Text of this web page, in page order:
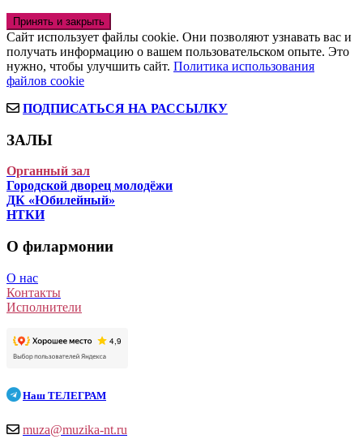
Сайт использует файлы cookie. Они позволяют узнавать вас и
получать информацию о вашем пользовательском опыте. Это
нужно, чтобы улучшить сайт. Политика использования
файлов cookie
ПОДПИСАТЬСЯ НА РАССЫЛКУ
ЗАЛЫ
Органный зал
Городской дворец молодёжи
ДК «Юбилейный»
НТКИ
О филармонии
О нас
Контакты
Исполнители
Наш ТЕЛЕГРАМ
muza@muzika-nt.ru